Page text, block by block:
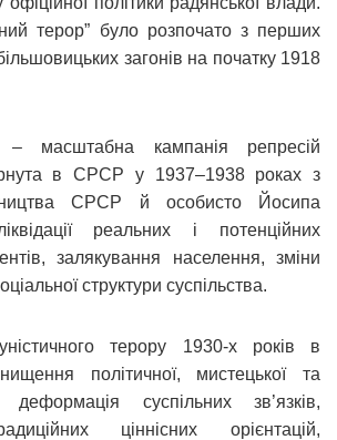
терор” було розпочато з перших
загонів на початку 1918
– масштабна кампанія репресій
в СРСР у 1937–1938 роках з
СРСР й особисто Йосипа
реальних і потенційних
залякування населення, зміни
структури суспільства.
терору 1930-х років в
політичної, мистецької та
деформація суспільних зв’язків,
ціннісних орієнтацій,